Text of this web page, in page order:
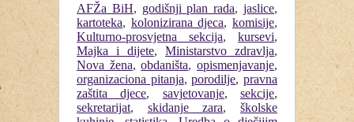
AFŽa BiH, godišnji plan rada,jaslice,
kartoteka, kolonizirana djeca,komisije,
Kulturno-prosvjetna sekcija, kursevi,
Majka i dijete, Ministarstvo zdravlja,
Nova žena,obdaništa,opismenjavanje,
organizaciona pitanja,porodilje,pravna
zaštita djece, savjetovanje,sekcije,
sekretarijat, skidanje zara,školske